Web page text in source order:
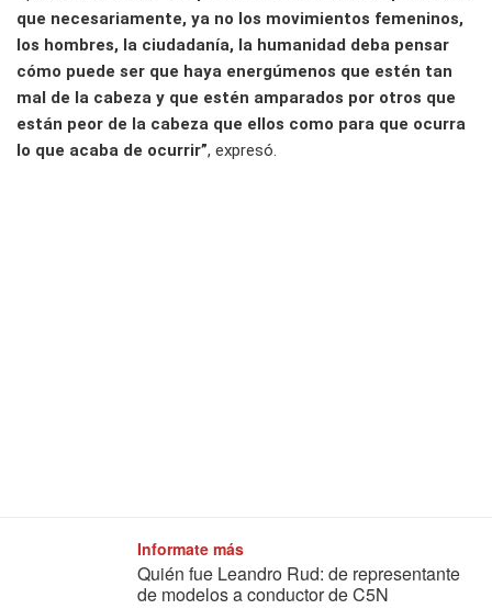
que necesariamente, ya no los movimientos femeninos,
los hombres, la ciudadanía, la humanidad deba pensar
cómo puede ser que haya energúmenos que estén tan
mal de la cabeza y que estén amparados por otros que
están peor de la cabeza que ellos como para que ocurra
lo que acaba de ocurrir”, expresó.
Informate más
Quién fue Leandro Rud: de representante
de modelos a conductor de C5N